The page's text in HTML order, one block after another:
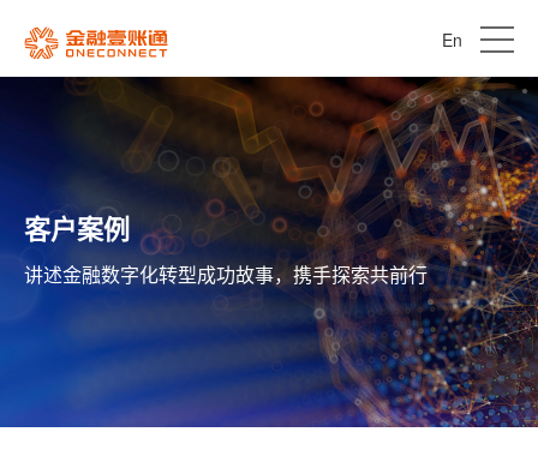
En
客户案例
讲述金融数字化转型成功故事，携手探索共前行